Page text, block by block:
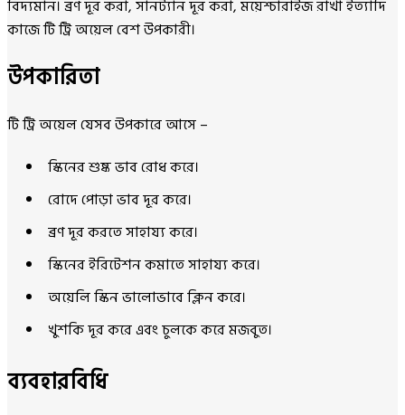
বিদ্যমান। ব্রণ দূর করা, সানট্যান দূর করা, ময়েশ্চারাইজ রাখা ইত্যাদি
কাজে টি ট্রি অয়েল বেশ উপকারী।
উপকারিতা
টি ট্রি অয়েল যেসব উপকারে আসে –
স্কিনের শুষ্ক ভাব রোধ করে।
রোদে পোড়া ভাব দূর করে।
ব্রণ দূর করতে সাহায্য করে।
স্কিনের ইরিটেশন কমাতে সাহায্য করে।
অয়েলি স্কিন ভালোভাবে ক্লিন করে।
খুশকি দূর করে এবং চুলকে করে মজবুত।
ব্যবহারবিধি